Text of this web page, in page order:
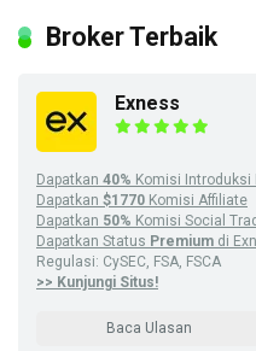
Broker Terbaik
Exness
Dapatkan 40% Komisi Introduksi
Dapatkan $1770 Komisi Affiliate
Dapatkan 50% Komisi Social
Dapatkan Status Premium di
Regulasi: CySEC, FSA, FSCA
>> Kunjungi Situs!
Baca Ulasan